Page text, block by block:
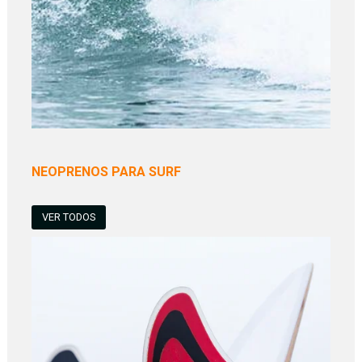
NEOPRENOS PARA SURF
VER TODOS